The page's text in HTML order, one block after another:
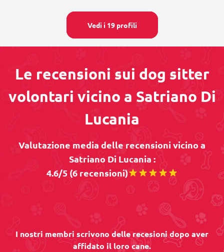
Vedi i 19 profili
Le recensioni sui dog sitter
volontari vicino a Satriano Di
Lucania
Valutazione media delle recensioni vicino a
Satriano Di Lucania :
4.6/5 (6 recensioni)
I nostri membri scrivono delle recesioni dopo aver
affidato il loro cane.